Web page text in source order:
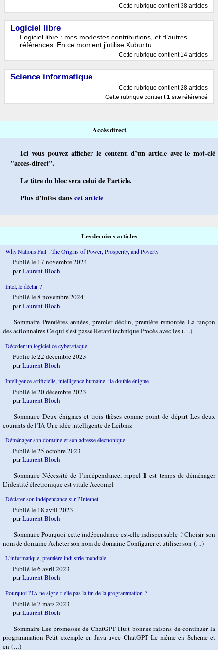
Cette rubrique contient 38 articles
Logiciel libre
Logiciel libre : mes modestes contributions, et d’autres
références. En ce moment j’utilise Xubuntu :
Cette rubrique contient 14 articles
Science informatique
Cette rubrique contient 28 articles
Cette rubrique contient 1 site référencé
Accès direct
Ici vous pouvez afficher le contenu d’un article avec le mot-clé
"acces-direct".
Le titre du bloc sera celui de l’article.
Plus d’infos danscet article
Les derniers articles
Why Nations Fail : The Origins of Power, Prosperity, and Poverty
Publié le 17 novembre 2024
parLaurent Bloch
Intel, le déclin ?
Publié le 8 novembre 2024
parLaurent Bloch
Sommaire Premières années, premier déclin, première remontée La rançon
des actionnaires Ce qui s’est passé Retard technique Procès avec les (…)
Décoder un logiciel de cyberattaque
Publié le 22 décembre 2023
parLaurent Bloch
Intelligence artificielle, intelligence humaine : la double énigme
Publié le 20 décembre 2023
parLaurent Bloch
Sommaire Deux énigmes et trois thèses comme point de départ Les deux
courants de l’IA Une idée intelligente de Leibniz
Déménager son domaine et son adresse électronique
Publié le 25 octobre 2023
parLaurent Bloch
Sommaire Nécessité de l’indépendance, rappel Il est temps de déménager
L’identité électronique est vitale Accompl
Déclarer son indépendance sur l’Internet
Publié le 18 avril 2023
parLaurent Bloch
Sommaire Pourquoi cette indépendance est-elle indispensable ? Choisir son
nom de domaine Acheter son nom de domaine Configurer et utiliser son (…)
L’informatique, première industrie mondiale
Publié le 6 avril 2023
parLaurent Bloch
Pourquoi l’IA ne signe-t-elle pas la fin de la programmation ?
Publié le 7 mars 2023
parLaurent Bloch
Sommaire Les promesses de ChatGPT Huit bonnes raisons de continuer la
programmation Petit exemple en Java avec ChatGPT Le même en Scheme et
en (…)